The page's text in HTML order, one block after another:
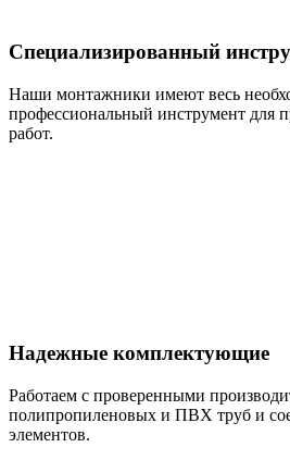
Специализированный
Наши монтажники имеют весь
профессиональный инструмент для
работ.
Надежные комплектующие
Работаем с проверенными
полипропиленовых и ПВХ труб и
элементов.